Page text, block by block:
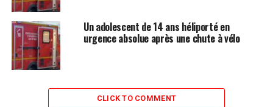
Un adolescent de 14 ans héliporté en
urgence absolue après une chute à vélo
CLICK TO COMMENT